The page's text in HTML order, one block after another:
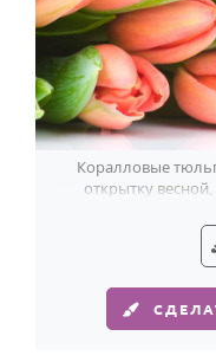
Коралловые
открытку